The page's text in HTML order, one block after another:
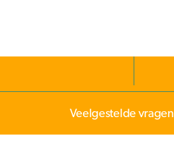
Veelgestelde vragen